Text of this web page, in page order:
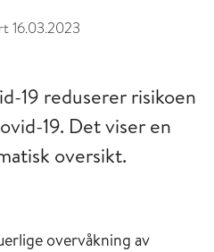
16.03.2023
19 reduserer risikoen
19. Det viser en
oversikt.
overvåkning av